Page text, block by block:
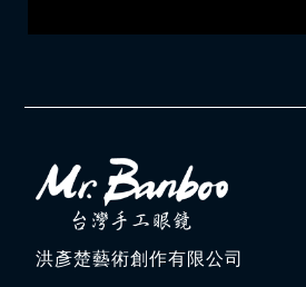
洪彥楚藝術創作有限公司